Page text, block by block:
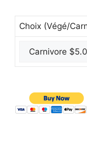
Choix (Végé/